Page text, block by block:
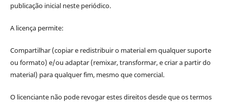
publicação inicial neste periódico.
A licença permite:
Compartilhar (copiar e redistribuir o material em qualquer suporte
ou formato) e/ou adaptar (remixar, transformar, e criar a partir do
material) para qualquer fim, mesmo que comercial.
O licenciante não pode revogar estes direitos desde que os termos